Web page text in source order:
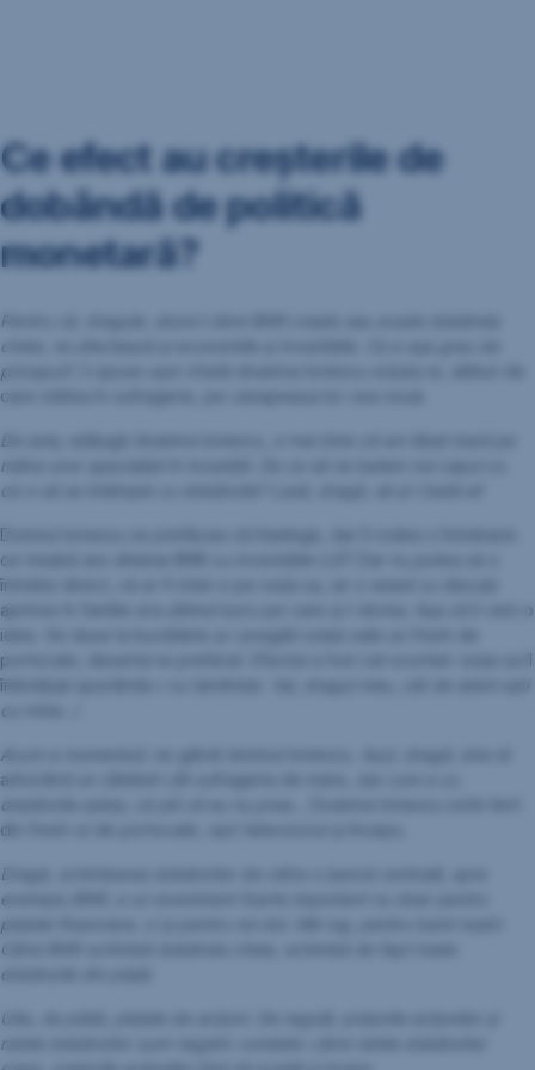
Ce efect au creșterile de
dobândă de politică
monetară?
Pentru că, dragule, atunci când BNR crește sau scade dobânda
cheie, ne afectează și economiile și investițiile. Ce e așa greu de
priceput?
care stătea în sufragerie, pe canapeaua lor cea nouă.
De asta
mâna unor specialiști în investiții. De ce să ne batem noi capul cu
ce-o să se întâmple cu dobânzile? Lasă, dragă, să și-l bată ei!
Domnul Ionescu se prefăcea că înțelege, dar îl rodea o întrebare:
ce treabă are ditamai BNR cu investițiile LUI? Dar nu putea să o
întrebe direct, că ar fi iritat-o pe soția sa, iar o seară cu discuții
aprinse în familie era ultimul lucru pe care și-l dorea. Așa că îi veni o
idee. Se duse la bucătărie și-i pregăti soției sale un fresh de
portocale, desertul ei preferat. Efectul a fost cel scontat: soția sa îl
îmbrățișă spunându-i cu tandrețe:
cu mine…!
Acum e momentul!
arborând un zâmbet cât sufrageria de mare,
dobânzile astea, că știi că eu nu prea
din fresh-ul de portocale, opri televizorul și începu.
Dragă, schimbarea dobânzilor de către o bancă centrală, spre
exemplu BNR, e un eveniment foarte important nu doar pentru
piețele financiare, ci și pentru noi doi. Mă rog, pentru banii noștri.
Când BNR schimbă dobânda cheie, schimbă de fapt toate
dobânzile din piață.
Uite, de pildă, piețele de acțiuni
ratele dobânzilor sunt negativ corelate: când ratele dobânzilor